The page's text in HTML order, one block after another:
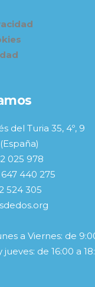
del Turia 35, 4º, 9
025 978
440 275
524 305
a Viernes: de
de 16:00 a